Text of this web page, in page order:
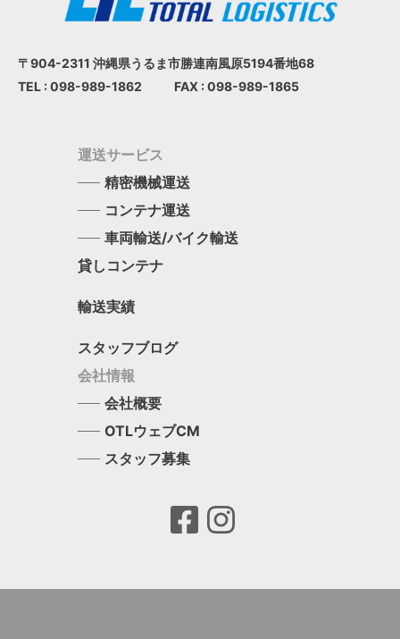
〒904-2311 沖縄県うるま市勝連南風原5194番地68
TEL : 098-989-1862
FAX : 098-989-1865
運送サービス
精密機械運送
コンテナ運送
車両輸送/バイク輸送
貸しコンテナ
輸送実績
スタッフブログ
会社情報
会社概要
OTLウェブCM
スタッフ募集